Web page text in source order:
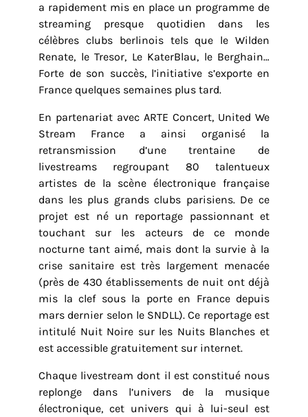
a rapidement mis en place un programme de
streaming presque quotidien dans les
célèbres clubs berlinois tels que le Wilden
Renate, le Tresor, Le KaterBlau, le Berghain…
Forte de son succès, l’initiative s’exporte en
France quelques semaines plus tard.
En partenariat avec ARTE Concert, United We
Stream France a ainsi organisé la
retransmission d’une trentaine de
livestreams regroupant 80 talentueux
artistes de la scène électronique française
dans les plus grands clubs parisiens. De ce
projet est né un reportage passionnant et
touchant sur les acteurs de ce monde
nocturne tant aimé, mais dont la survie à la
crise sanitaire est très largement menacée
(près de 430 établissements de nuit ont déjà
mis la clef sous la porte en France depuis
mars dernier selon le SNDLL). Ce reportage est
intitulé Nuit Noire sur les Nuits Blanches et
est accessible gratuitement sur internet.
Chaque livestream dont il est constitué nous
replonge dans l’univers de la musique
électronique, cet univers qui à lui-seul est